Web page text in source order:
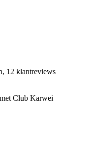
12 klantreviews
Club Karwei